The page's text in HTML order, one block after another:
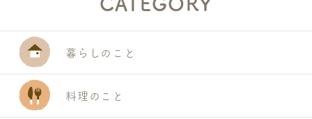
CATEGORY
暮らしのこと
料理のこと